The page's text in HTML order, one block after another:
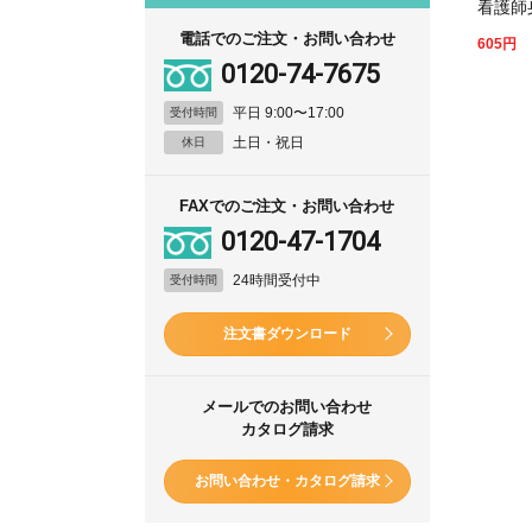
電話でのご注文・お問い合わせ
0120-74-7675
受付時間 平日 9:00〜17:00
休日 土日・祝日
FAXでのご注文・お問い合わせ
0120-47-1704
受付時間 24時間受付中
注文書ダウンロード
メールでのお問い合わせ
カタログ請求
お問い合わせ・カタログ請求
看護師
605円